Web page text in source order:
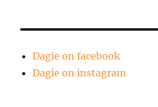
Dagie on facebook
Dagie on instagram